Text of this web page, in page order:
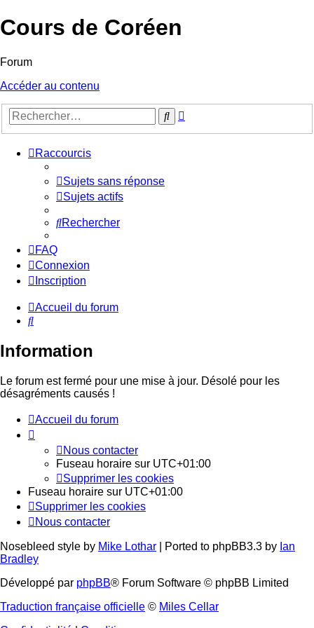
Cours de Coréen
Forum
Accéder au contenu
Rechercher
Raccourcis
Sujets sans réponse
Sujets actifs
Rechercher
FAQ
Connexion
Inscription
Accueil du forum
Rechercher
Information
Le forum est fermé pour une mise à jour. Désolé pour les
désagréments causés !
Accueil du forum
Nous contacter
Fuseau horaire sur UTC+01:00
Supprimer les cookies
Fuseau horaire sur UTC+01:00
Supprimer les cookies
Nous contacter
Nosebleed style by Mike Lothar | Ported to phpBB3.3 by Ian
Bradley
Développé par phpBB® Forum Software © phpBB Limited
Traduction française officielle © Miles Cellar